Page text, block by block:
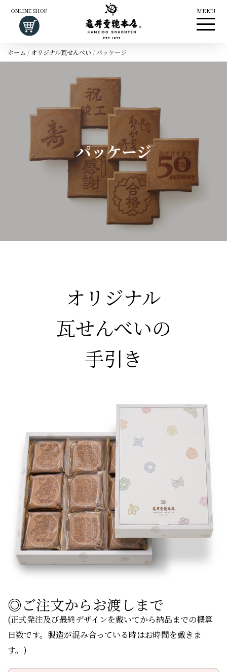
MENU
ONLINE SHOP
ホーム / オリジナル瓦せんべい /パッケージ
パッケージ
オリジナル
瓦せんべいの
手引き
◎ご注文からお渡しまで
(正式発注及び最終デザインを戴いてから納品までの概算
日数です。製造が混み合っている時はお時間を戴きま
す。)